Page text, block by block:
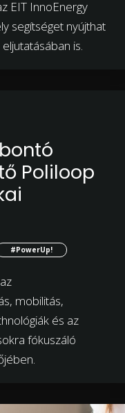
EIT InnoEnergy
segítséget nyújthat
is.
Poliloop
#PowerUp!
mobilitás,
és az
fókuszáló